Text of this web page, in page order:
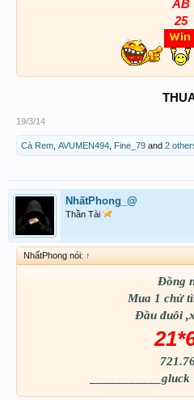
AB
25
19/3/14
Cà Rem AVUMEN494 Fine_79 and 2
NhấtPhong_@
Thần Tài
NhấtPhong nói: ↑
Đồng
Mua 1 chử
Đầu đuôi